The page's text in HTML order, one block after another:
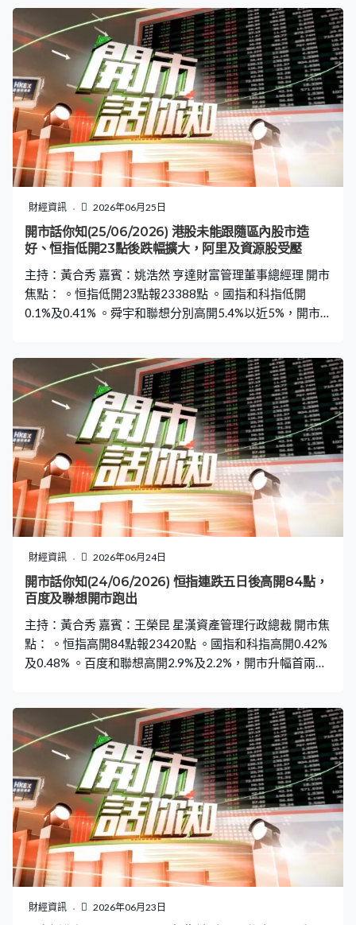
早成雙重主要上市股、高開3.3%，開市最佳藍籌 。6新股
齊首日掛牌：科拓股份高開1.7倍，公開招股超購2114
倍、一手中籤率2% 。中科聞歌高開81%，公開招股超購
5965倍、一手中籤率0.15% 。芯碁微裝高開73%，公開招
股超購1006倍、一手中籤率3% 。領益智造高開6%，公開
招股超購95倍、一手中籤率1.23% 。聖邦股份高開23%，
公開招股超購250倍、一手中籤率10% 。一手中籤率100%
的MERDEKAGOLD，首掛平開報26.6元
財經資訊 2026年06月25日
開市話你知(25/06/2026) 港股未能跟隨區內股市造
好、恒指低開23點後跌幅擴大，阿里及資源股受壓
主持：黃合秀 嘉賓：姚浩然 亨達財富管理董事總經理 開市
焦點： 。恒指低開23點報23388點 。國指和科指低開
0.1%及0.41% 。舜宇和聯想分別高開5.4%以近5%，開市
後低開3.8%，開市最差藍籌 。洛鉬、紫金和中鋁低開逾
3%，開市跌幅第二至第四大藍籌
財經資訊 2026年06月24日
開市話你知(24/06/2026) 恒指連跌五日後高開84點，
百度及聯想開市跑出
主持：黃合秀 嘉賓：王榮昆 星漢資產管理行政總裁 開市焦
點： 。恒指高開84點報23420點 。國指和科指高開0.42%
及0.48% 。百度和聯想高開2.9%及2.2%，開市升幅首兩大
101.6元 。新股：麥科醫藥高開近87%，報34.02元
財經資訊 2026年06月23日